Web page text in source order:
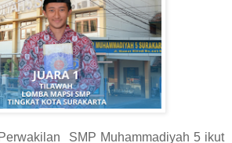
SMP Muhammadiyah 5 ikut